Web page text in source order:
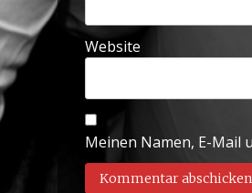
Website
Meinen Namen, E-Mail